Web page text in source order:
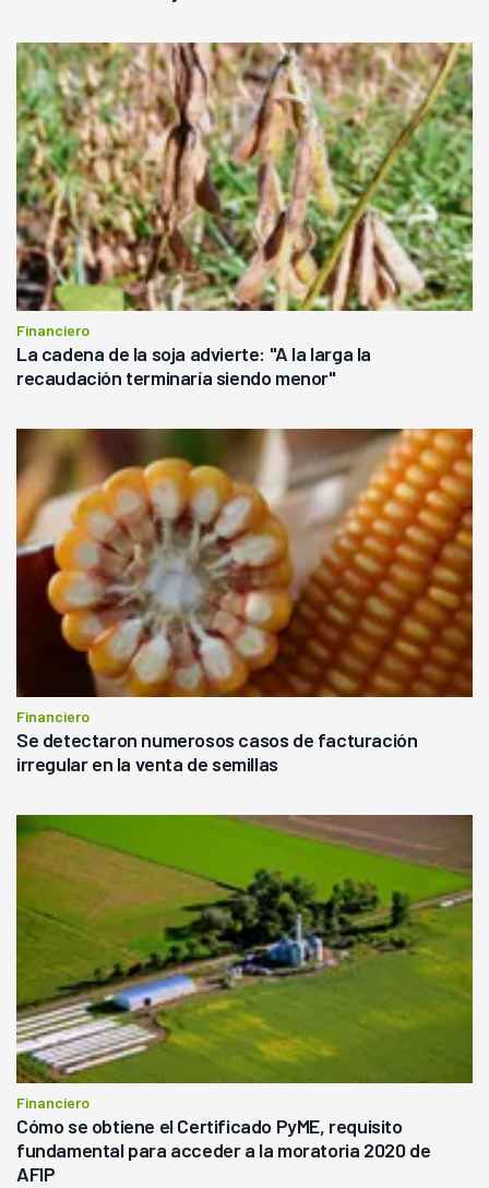
Financiero
La cadena de la soja advierte: "A la larga la
recaudación terminaría siendo menor"
Financiero
Se detectaron numerosos casos de facturación
irregular en la venta de semillas
Financiero
Cómo se obtiene el Certificado PyME, requisito
fundamental para acceder a la moratoria 2020 de
AFIP